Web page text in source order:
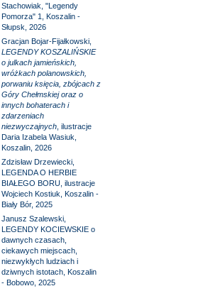
Stachowiak, "Legendy
Pomorza" 1, Koszalin -
Słupsk, 2026
Gracjan Bojar-Fijałkowski,
LEGENDY KOSZALIŃSKIE
o julkach jamieńskich,
wróżkach polanowskich,
porwaniu księcia, zbójcach z
Góry Chełmskiej oraz o
innych bohaterach i
zdarzeniach
niezwyczajnych, ilustracje
Daria Izabela Wasiuk,
Koszalin, 2026
Zdzisław Drzewiecki,
LEGENDA O HERBIE
BIAŁEGO BORU, ilustracje
Wojciech Kostiuk, Koszalin -
Biały Bór, 2025
Janusz Szalewski,
LEGENDY KOCIEWSKIE o
dawnych czasach,
ciekawych miejscach,
niezwykłych ludziach i
dziwnych istotach, Koszalin
- Bobowo, 2025